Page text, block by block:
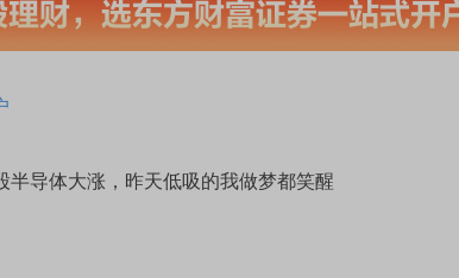
半导体大涨，昨天低吸的我做梦都笑醒